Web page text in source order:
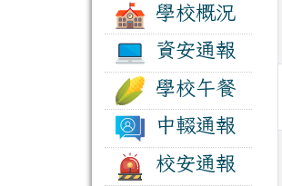
學校概況
資安通報
學校午餐
中輟通報
校安通報